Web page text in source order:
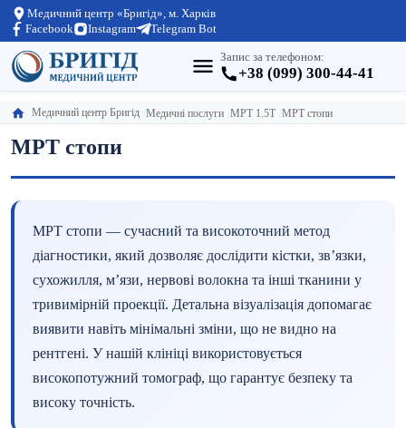
Медичний центр «Бригід», м. Харків
Facebook
Instagram Telegram Bot
Запис за телефоном:
+38 (099) 300-44-41
Медичний центр Бригід Медичні послуги МРТ 1.5Т МРТ стопи
МРТ стопи
МРТ стопи — сучасний та високоточний метод
діагностики, який дозволяє дослідити кістки, зв’язки,
сухожилля, м’язи, нервові волокна та інші тканини у
тривимірній проекції. Детальна візуалізація допомагає
виявити навіть мінімальні зміни, що не видно на
рентгені. У нашій клініці використовується
високопотужний томограф, що гарантує безпеку та
високу точність.